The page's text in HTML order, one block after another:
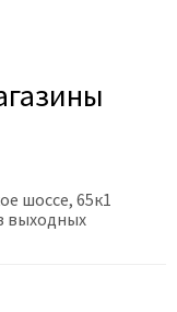
шоссе, 65к1
выходных